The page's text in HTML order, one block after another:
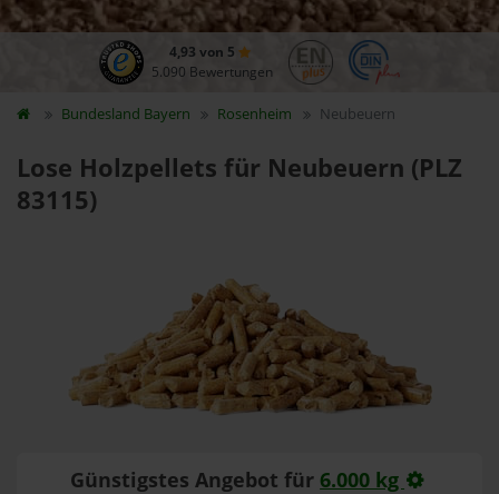
4,93 von 5
5.090 Bewertungen
Bundesland Bayern Rosenheim Neubeuern
Lose Holzpellets für Neubeuern (PLZ
83115)
Günstigstes Angebot für 6.000 kg